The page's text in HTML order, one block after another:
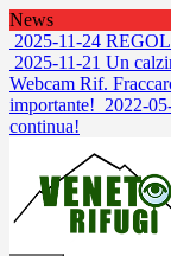
Skip
to
content
News
2025-11-24
2025-11-21 Un
Webcam Rif.
importante! 2022-
continua!
venetorifugi.it
Webcam dai Rifugi